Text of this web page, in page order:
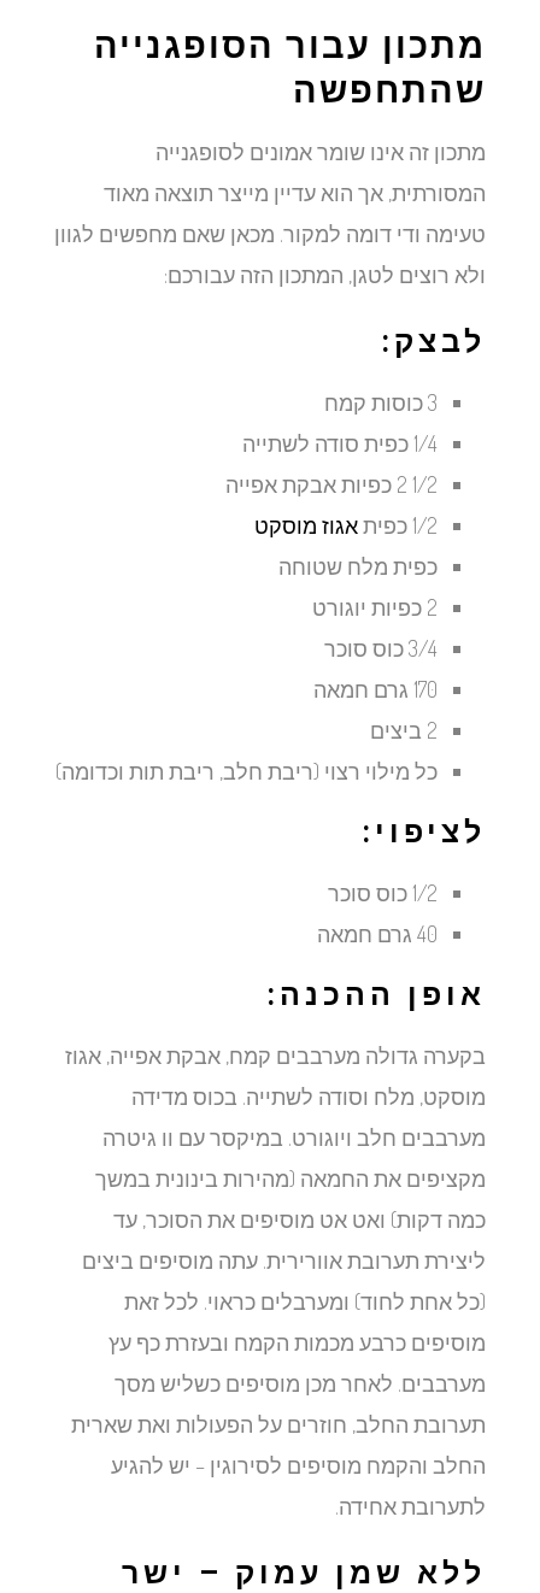
מתכון עבור הסופגנייה
שהתחפשה
מתכון זה אינו שומר אמונים לסופגנייה
המסורתית, אך הוא עדיין מייצר תוצאה מאוד
טעימה ודי דומה למקור. מכאן שאם מחפשים לגוון
ולא רוצים לטגן, המתכון הזה עבורכם:
לבצק:
3 כוסות קמח
1/4 כפית סודה לשתייה
1/2 2 כפיות אבקת אפייה
1/2 כפית
אגוז מוסקט
כפית מלח שטוחה
2 כפיות יוגורט
3/4 כוס סוכר
170 גרם חמאה
2 ביצים
כל מילוי רצוי (ריבת חלב, ריבת תות וכדומה)
לציפוי:
1/2 כוס סוכר
40 גרם חמאה
אופן ההכנה:
בקערה גדולה מערבבים קמח, אבקת אפייה, אגוז
מוסקט, מלח וסודה לשתייה. בכוס מדידה
מערבבים חלב ויוגורט. במיקסר עם וו גיטרה
מקציפים את החמאה (מהירות בינונית במשך
כמה דקות) ואט אט מוסיפים את הסוכר, עד
ליצירת תערובת אוורירית. עתה מוסיפים ביצים
(כל אחת לחוד) ומערבלים כראוי. לכל זאת
מוסיפים כרבע מכמות הקמח ובעזרת כף עץ
מערבבים. לאחר מכן מוסיפים כשליש מסך
תערובת החלב, חוזרים על הפעולות ואת שארית
החלב והקמח מוסיפים לסירוגין – יש להגיע
לתערובת אחידה.
ללא שמן עמוק – ישר